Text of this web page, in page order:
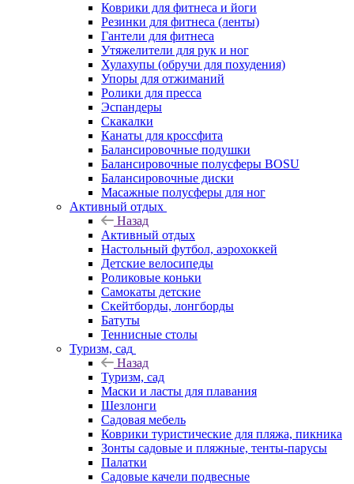
Коврики для фитнеса и йоги
Резинки для фитнеса (ленты)
Гантели для фитнеса
Утяжелители для рук и ног
Хулахупы (обручи для похудения)
Упоры для отжиманий
Ролики для пресса
Эспандеры
Скакалки
Канаты для кроссфита
Балансировочные подушки
Балансировочные полусферы BOSU
Балансировочные диски
Масажные полусферы для ног
Активный отдых
Назад
Активный отдых
Настольный футбол, аэрохоккей
Детские велосипеды
Роликовые коньки
Самокаты детские
Скейтборды, лонгборды
Батуты
Теннисные столы
Туризм, сад
Назад
Туризм, сад
Маски и ласты для плавания
Шезлонги
Садовая мебель
Коврики туристические для пляжа, пикника
Зонты садовые и пляжные, тенты-парусы
Палатки
Садовые качели подвесные